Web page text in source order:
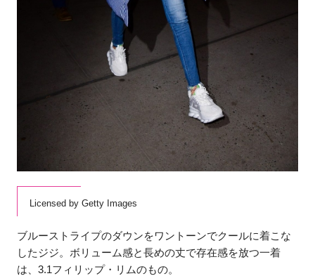
Licensed by Getty Images
ブルーストライプのダウンをワントーンでクールに着こな
したジジ。ボリューム感と長めの丈で存在感を放つ一着
は、3.1フィリップ・リムのもの。